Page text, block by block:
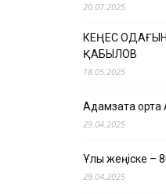
20.07.2025
КЕҢЕС
ҚАБЫЛОВ
18.05.2025
Адамзатқа
29.04.2025
Ұлы жеңіске –
29.04.2025